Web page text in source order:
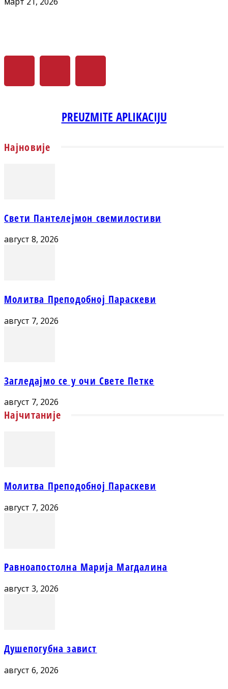
PREUZMITE APLIKACIJU
Најновије
Свети Пантелејмон свемилостиви
август 8, 2026
Молитва Преподобној Параскеви
август 7, 2026
Загледајмо се у очи Свете Петке
август 7, 2026
Најчитаније
Молитва Преподобној Параскеви
август 7, 2026
Равноапостолна Марија Магдалина
август 3, 2026
Душепогубна завист
август 6, 2026